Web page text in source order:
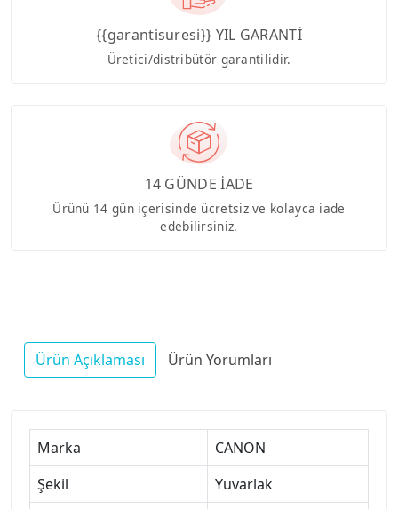
{{garantisuresi}} YIL GARANTİ
Üretici/distribütör garantilidir.
14 GÜNDE İADE
Ürünü 14 gün içerisinde ücretsiz ve kolayca iade
edebilirsiniz.
Ürün Açıklaması Ürün Yorumları
Marka
CANON
Şekil
Yuvarlak